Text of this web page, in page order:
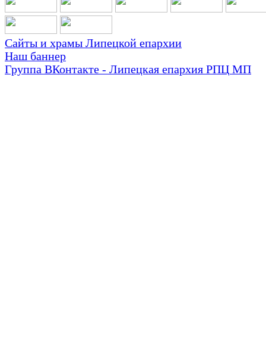
Сайты и храмы Липецкой епархии
Наш баннер
Группа ВКонтакте - Липецкая епархия РПЦ МП